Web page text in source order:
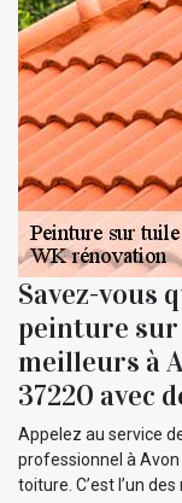
Savez-vous
peinture sur
meilleurs à
37220 avec
Appelez au service
professionnel à
toiture. C’est l’un